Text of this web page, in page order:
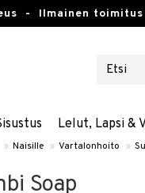
- Ilmainen
Lelut, Lapsi &
» Naisille » Vartalonhoito »
Soap